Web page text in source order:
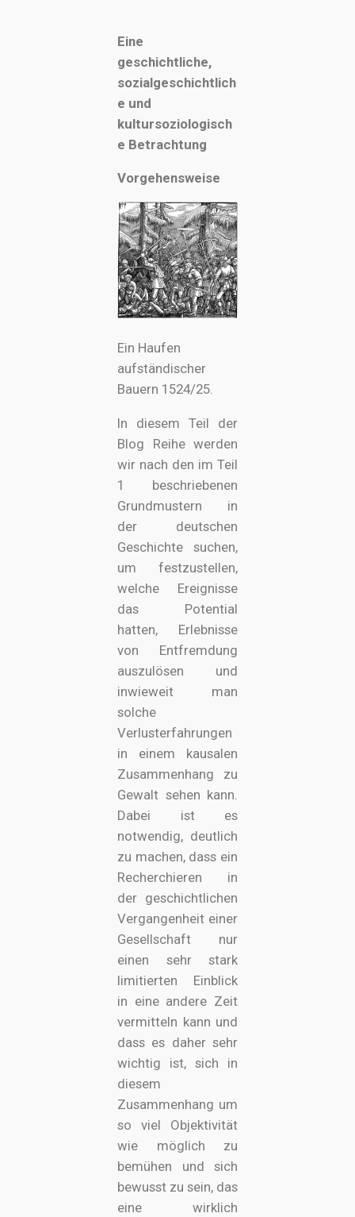
e
r
Eine
geschichtliche,
sozialgeschichtlich
e und
kultursoziologisch
e Betrachtung
Vorgehensweise
Ein Haufen
aufständischer
Bauern 1524/25.
In diesem Teil der
Blog Reihe werden
wir nach den im Teil
1 beschriebenen
Grundmustern in
der deutschen
Geschichte suchen,
um festzustellen,
welche Ereignisse
das Potential
hatten, Erlebnisse
von Entfremdung
auszulösen und
inwieweit man
solche
Verlusterfahrungen
in einem kausalen
Zusammenhang zu
Gewalt sehen kann.
Dabei ist es
notwendig, deutlich
zu machen, dass ein
Recherchieren in
der geschichtlichen
Vergangenheit einer
Gesellschaft nur
einen sehr stark
limitierten Einblick
in eine andere Zeit
vermitteln kann und
dass es daher sehr
wichtig ist, sich in
diesem
Zusammenhang um
so viel Objektivität
wie möglich zu
bemühen und sich
bewusst zu sein, das
eine wirklich